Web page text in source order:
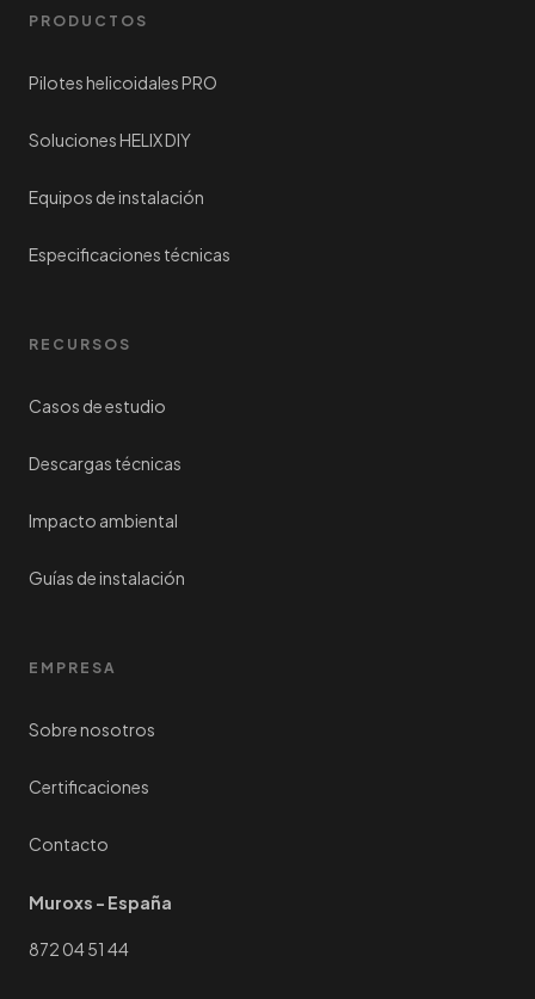
PRODUCTOS
Pilotes helicoidales PRO
Soluciones HELIX DIY
Equipos de instalación
Especificaciones técnicas
RECURSOS
Casos de estudio
Descargas técnicas
Impacto ambiental
Guías de instalación
EMPRESA
Sobre nosotros
Certificaciones
Contacto
Muroxs - España
872 04 51 44